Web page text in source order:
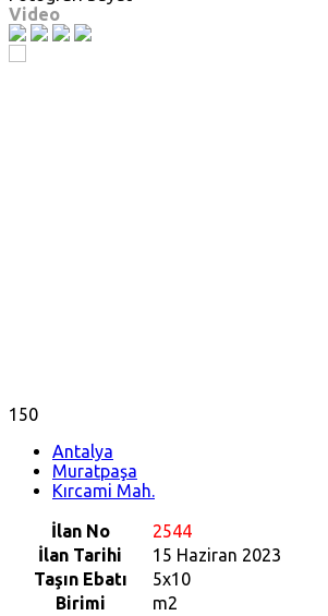
Video
150
Antalya
Muratpaşa
Kırcami Mah.
İlan No
2544
İlan Tarihi
15 Haziran 2023
Taşın Ebatı
5x10
Birimi
m2